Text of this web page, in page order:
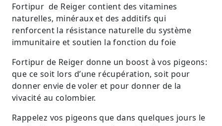
Fortipur de Reiger contient des vitamines
naturelles, minéraux et des additifs qui
renforcent la résistance naturelle du système
immunitaire et soutien la fonction du foie
Fortipur de Reiger donne un boost à vos pigeons:
que ce soit lors d’une récupération, soit pour
donner envie de voler et pour donner de la
vivacité au colombier.
Rappelez vos pigeons que dans quelques jours le